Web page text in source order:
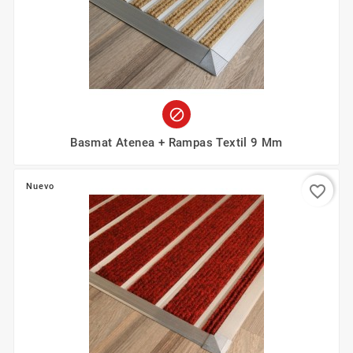

Basmat Atenea + Rampas Textil 9 Mm
Nuevo favorite_border